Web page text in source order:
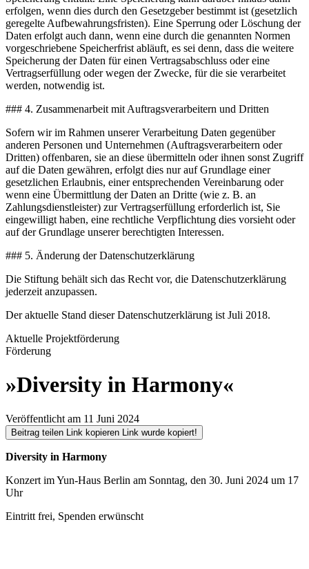
erfolgen, wenn dies durch den Gesetzgeber bestimmt ist (gesetzlich
geregelte Aufbewahrungsfristen). Eine Sperrung oder Löschung der
Daten erfolgt auch dann, wenn eine durch die genannten Normen
vorgeschriebene Speicherfrist abläuft, es sei denn, dass die weitere
Speicherung der Daten für einen Vertragsabschluss oder eine
Vertragserfüllung oder wegen der Zwecke, für die sie verarbeitet
werden, notwendig ist.
### 4. Zusammenarbeit mit Auftragsverarbeitern und Dritten
Sofern wir im Rahmen unserer Verarbeitung Daten gegenüber
anderen Personen und Unternehmen (Auftragsverarbeitern oder
Dritten) offenbaren, sie an diese übermitteln oder ihnen sonst Zugriff
auf die Daten gewähren, erfolgt dies nur auf Grundlage einer
gesetzlichen Erlaubnis, einer entsprechenden Vereinbarung oder
wenn eine Übermittlung der Daten an Dritte (wie z. B. an
Zahlungsdienstleister) zur Vertragserfüllung erforderlich ist, Sie
eingewilligt haben, eine rechtliche Verpflichtung dies vorsieht oder
auf der Grundlage unserer berechtigten Interessen.
### 5. Änderung der Datenschutzerklärung
Die Stiftung behält sich das Recht vor, die Datenschutzerklärung
jederzeit anzupassen.
Der aktuelle Stand dieser Datenschutzerklärung ist Juli 2018.
Aktuelle Projektförderung
Förderung
»Diversity in Harmony«
Veröffentlicht am 11 Juni 2024
Beitrag teilen Link kopieren Link wurde kopiert!
Diversity in Harmony
Konzert im Yun-Haus Berlin am Sonntag, den 30. Juni 2024 um 17
Uhr
Eintritt frei, Spenden erwünscht